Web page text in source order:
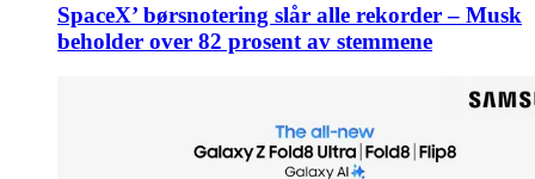
SpaceX’ børsnotering slår alle rekorder – Musk
beholder over 82 prosent av stemmene